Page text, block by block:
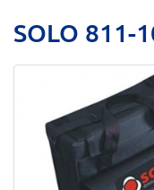
SOLO 811-